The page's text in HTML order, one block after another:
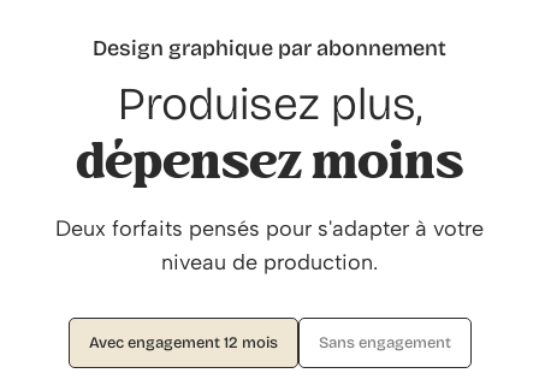
Design graphique par abonnement
Produisez plus,
dépensez moins
Deux forfaits pensés pour s'adapter à votre
niveau de production.
Avec engagement 12 mois Sans engagement